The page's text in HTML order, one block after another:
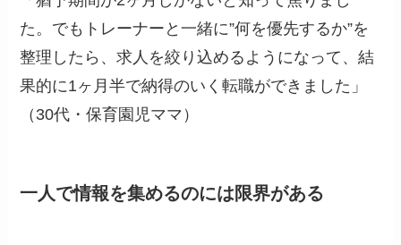
た。でもトレーナーと一緒に”何を優先するか”を
整理したら、求人を絞り込めるようになって、結
果的に1ヶ月半で納得のいく転職ができました」
（30代・保育園児ママ）
一人で情報を集めるのには限界がある